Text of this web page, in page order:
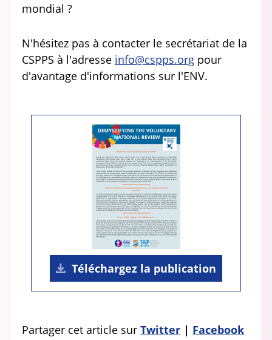
mondial ?
N'hésitez pas à contacter le secrétariat de la
CSPPS à l'adresse info@cspps.org pour
d'avantage d'informations sur l'ENV.
Téléchargez la publication
Partager cet article sur Twitter Facebook